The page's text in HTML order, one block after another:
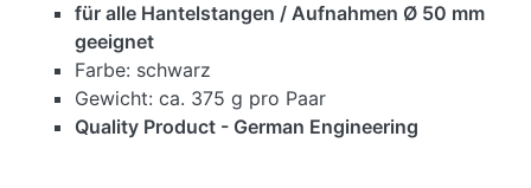
für alle Hantelstangen / Aufnahmen Ø 50 mm
geeignet
Farbe: schwarz
Gewicht: ca. 375 g pro Paar
Quality Product - German Engineering